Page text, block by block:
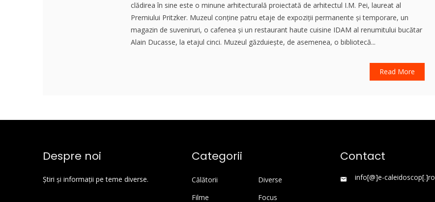
clădirea în sine este o minune arhitecturală proiectată de arhitectul I.M. Pei, laureat al
Premiului Pritzker. Muzeul conține patru etaje de expoziții permanente și temporare, un
magazin de suveniruri, o cafenea și un restaurant haute cuisine IDAM al renumitului bucătar
Alain Ducasse, la etajul cinci. Muzeul găzduiește, de asemenea, o bibliotecă...
Read More
Despre noi
Știri și informații pe teme diverse.
Categorii
Călătorii
Diverse
Filme
Focus
Contact
info[@]e-caleidoscop[.]ro